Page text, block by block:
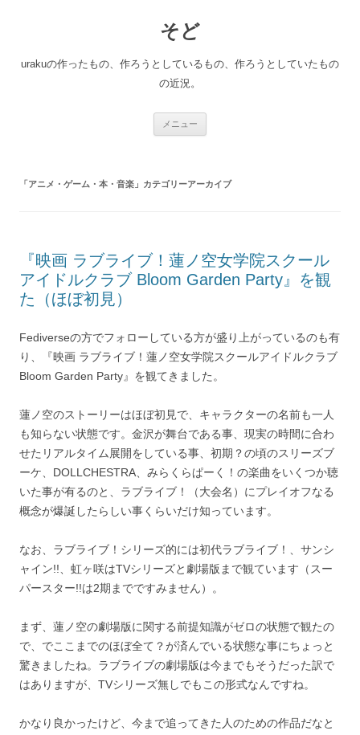
へ
そど
urakuの作ったもの、作ろうとしているもの、作ろうとしていたもの
の近況。
メニュー
「アニメ・ゲーム・本・音楽 」カテゴリーアーカイブ
『映画 ラブライブ！蓮ノ空女学院スクール
アイドルクラブ Bloom Garden Party』を観
た（ほぼ初見）
Fediverseの方でフォローしている方が盛り上がっているのも有
り、『映画 ラブライブ！蓮ノ空女学院スクールアイドルクラブ
Bloom Garden Party』を観てきました。
蓮ノ空のストーリーはほぼ初見で、キャラクターの名前も一人
も知らない状態です。金沢が舞台である事、現実の時間に合わ
せたリアルタイム展開をしている事、初期？の頃のスリーズブ
ーケ、DOLLCHESTRA、みらくらぱーく！の楽曲をいくつか聴
いた事が有るのと、ラブライブ！（大会名）にプレイオフなる
概念が爆誕したらしい事くらいだけ知っています。
なお、ラブライブ！シリーズ的には初代ラブライブ！、サンシ
ャイン!!、虹ヶ咲はTVシリーズと劇場版まで観ています（スー
パースター!!は2期までですみません）。
まず、蓮ノ空の劇場版に関する前提知識がゼロの状態で観たの
で、でここまでのほぼ全て？が済んでいる状態な事にちょっと
驚きましたね。ラブライブの劇場版は今までもそうだった訳で
はありますが、TVシリーズ無しでもこの形式なんですね。
かなり良かったけど、今まで追ってきた人のための作品だなと